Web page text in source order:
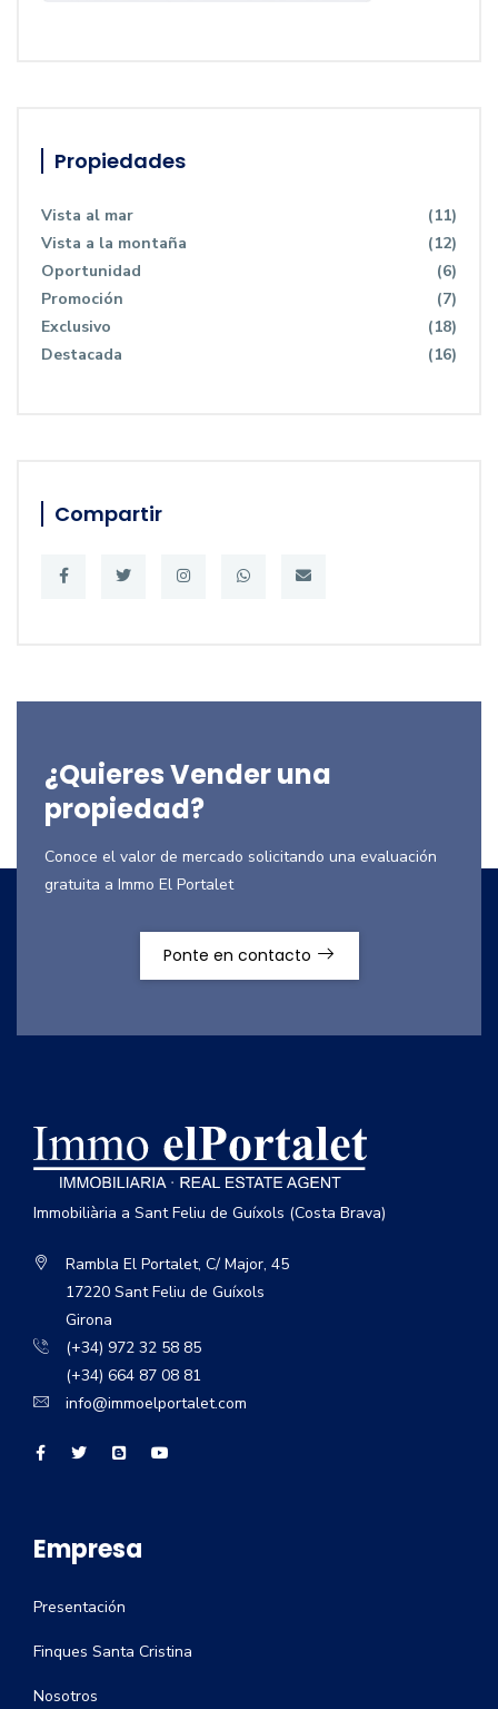
Propiedades
Vista al mar
(11)
Vista a la montaña
(12)
Oportunidad
(6)
Promoción
(7)
Exclusivo
(18)
Destacada
(16)
Compartir
¿Quieres Vender una
propiedad?
Conoce el valor de mercado solicitando una evaluación
gratuita a Immo El Portalet
Ponte en contacto
Immobiliària a Sant Feliu de Guíxols (Costa Brava)
Rambla El Portalet, C/ Major, 45
17220 Sant Feliu de Guíxols
Girona
(+34) 972 32 58 85
(+34) 664 87 08 81
info@immoelportalet.com
Empresa
Presentación
Finques Santa Cristina
Nosotros